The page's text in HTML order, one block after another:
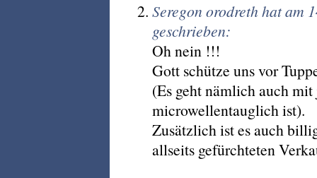
Seregon orodreth hat am
geschrieben:
Oh nein !!!
Gott schütze uns vor
(Es geht nämlich auch
microwellentauglich ist).
Zusätzlich ist es auch
allseits gefürchteten